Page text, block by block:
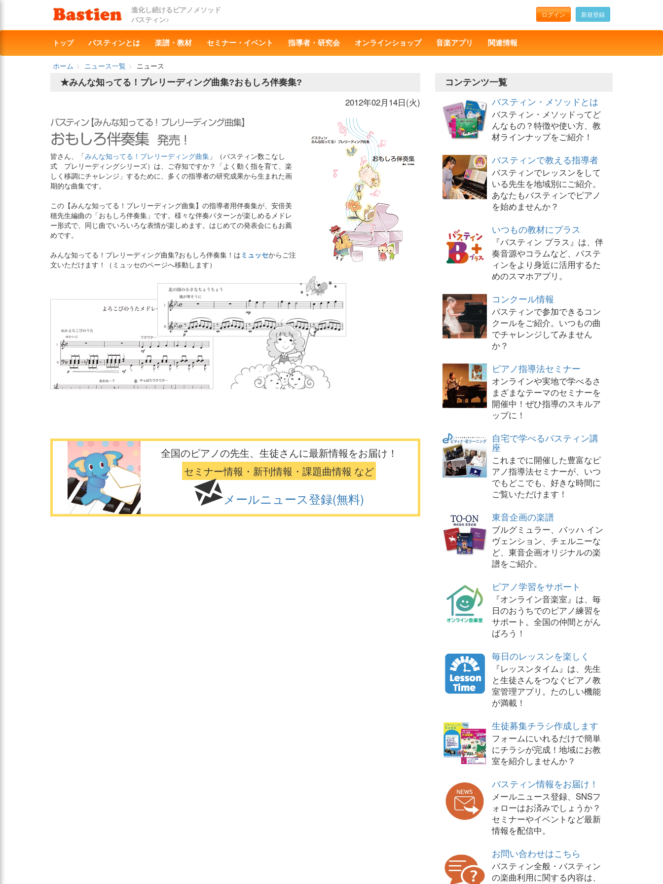
進化し続けるピアノメソッド
バスティン♪
ログイン 新規登録
トップ バスティンとは 楽譜・教材 セミナー・イベント 指導者・研究会 オンラインショップ 音楽アプリ 関連情報
ホーム ニュース一覧
ニュース
★みんな知ってる！プレリーディング曲集?おもしろ伴奏集?
2012年02月14日(火)
皆さん、「みんな知ってる！プレリーディング曲集 」（バスティン数こなし
式 プレリーディングシリーズ）は、ご存知ですか？「よく動く指を育て、楽
しく移調にチャレンジ」するために、多くの指導者の研究成果から生まれた画
期的な曲集です。
この【みんな知ってる！プレリーディング曲集】の指導者用伴奏集が、安倍美
穂先生編曲の「おもしろ伴奏集」です。様々な伴奏パターンが楽しめるメドレ
ー形式で、同じ曲でいろいろな表情が楽しめます。はじめての発表会にもお薦
めです。
みんな知ってる！プレリーディング曲集?おもしろ伴奏集！は ミュッセからご注
文いただけます！（ミュッセのページへ移動します）
全国のピアノの先生、生徒さんに最新情報をお届け！
セミナー情報・新刊情報・課題曲情報 など
メールニュース登録(無料)
コンテンツ一覧
バスティン・メソッドとは
バスティン・メソッドってど
んなもの？特徴や使い方、教
材ラインナップをご紹介！
バスティンで教える指導者
バスティンでレッスンをして
いる先生を地域別にご紹介。
あなたもバスティンでピアノ
を始めませんか？
いつもの教材にプラス
『バスティン プラス』は、伴
奏音源やコラムなど、バステ
ィンをより身近に活用するた
めのスマホアプリ。
コンクール情報
バスティンで参加できるコン
クールをご紹介。いつもの曲
でチャレンジしてみません
か？
ピアノ指導法セミナー
オンラインや実地で学べるさ
まざまなテーマのセミナーを
開催中！ぜひ指導のスキルア
ップに！
自宅で学べるバスティン講
座
これまでに開催した豊富なピ
アノ指導法セミナーが、いつ
でもどこでも、好きな時間に
ご覧いただけます！
東音企画の楽譜
ブルグミュラー、バッハ イン
ヴェンション、チェルニーな
ど、東音企画オリジナルの楽
譜をご紹介。
ピアノ学習をサポート
『オンライン音楽室』は、毎
日のおうちでのピアノ練習を
サポート。全国の仲間とがん
ばろう！
毎日のレッスンを楽しく
『レッスンタイム』は、先生
と生徒さんをつなぐピアノ教
室管理アプリ。たのしい機能
が満載！
生徒募集チラシ作成します
フォームにいれるだけで簡単
にチラシが完成！地域にお教
室を紹介しませんか？
バスティン情報をお届け！
メールニュース登録、SNSフ
ォローはお済みでしょうか？
セミナーやイベントなど最新
情報を配信中。
お問い合わせはこちら
バスティン全般・バスティン
の楽曲利用に関する内容は、